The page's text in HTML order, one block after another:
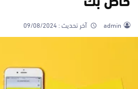
admin آخر تحديث :09/08/2024